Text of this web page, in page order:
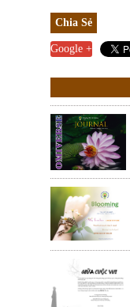
Chia Sẻ
Google +